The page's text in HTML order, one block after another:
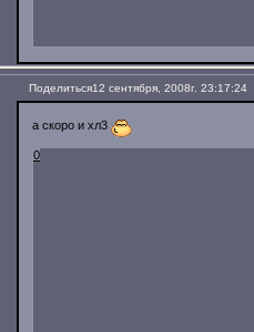
Поделиться12 сентября, 2008г. 23:17:24
а скоро и хл3
0